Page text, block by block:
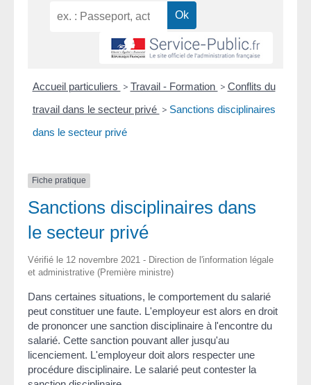
Accueil particuliers > Travail - Formation > Conflits du
travail dans le secteur privé > Sanctions disciplinaires
dans le secteur privé
Fiche pratique
Sanctions disciplinaires dans
le secteur privé
Vérifié le 12 novembre 2021 - Direction de l'information légale
et administrative (Première ministre)
Dans certaines situations, le comportement du salarié
peut constituer une faute. L'employeur est alors en droit
de prononcer une sanction disciplinaire à l'encontre du
salarié. Cette sanction pouvant aller jusqu'au
licenciement. L'employeur doit alors respecter une
procédure disciplinaire. Le salarié peut contester la